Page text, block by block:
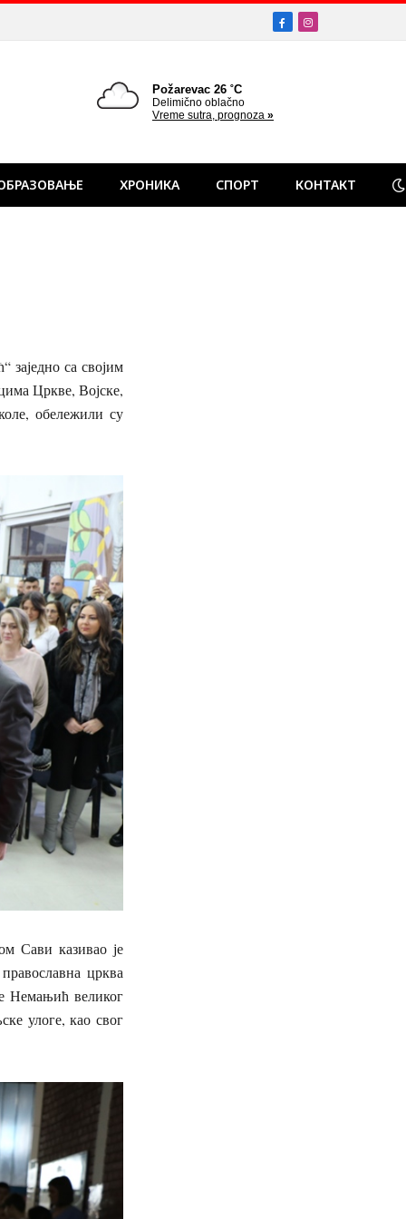
FacebookInstagram
ХРОНИКА СПОРТ КОНТАКТ
са својим
Цркве, Војске,
обележили су
Сави казивао је
црква
Немањић великог
улоге, као свог